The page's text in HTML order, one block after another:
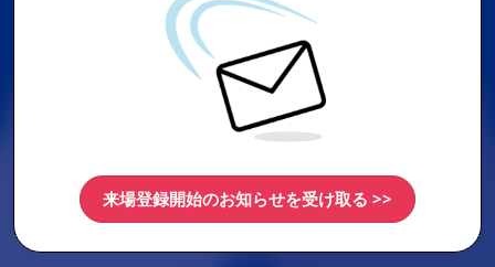
来場登録開始のお知らせを受け取る >>